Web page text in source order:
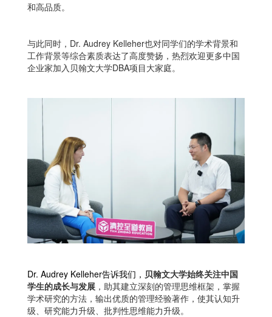
和高品质。
与此同时，Dr. Audrey Kelleher也对同学们的学术背景和
工作背景等综合素质表达了高度赞扬，热烈欢迎更多中国
企业家加入贝翰文大学DBA项目大家庭。
Dr. Audrey Kelleher告诉我们， 贝翰文大学始终关注中国
学生的成长与发展 ，助其建立深刻的管理思维框架，掌握
学术研究的方法，输出优质的管理经验著作，使其认知升
级、研究能力升级、批判性思维能力升级。